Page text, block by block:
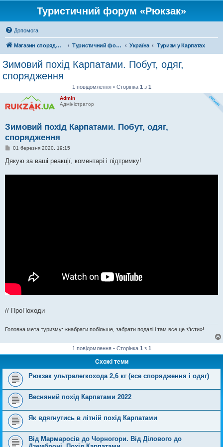
Туристичний форум «Рюкзак»
Допомога
Магазин спорядження Туристичний форум «Рюкзак» Україна Туризм у Карпатах
Зимовий похід Карпатами. Побут, одяг,
спорядження
1 повідомлення • Сторінка 1 з 1
Admin
Адміністратор
Зимовий похід Карпатами. Побут, одяг,
спорядження
П
в
01 березня 2020, 19:15
Дякую за ваші реакції, коментарі і підтримку!
// ПроПоходи
Головна мета туризму: «набрати побільше, забрати подалі і там все це з'їсти»!
1 повідомлення • Сторінка 1 з 1
Схожі теми
Рюкзак ультралегкохода 2,6 кг (все спорядження і одяг)
Весняний похід Карпатами 2022
Як вдягнутись в літній похід Карпатами
Від Мармаросів до Чорногори. Від Ділового до